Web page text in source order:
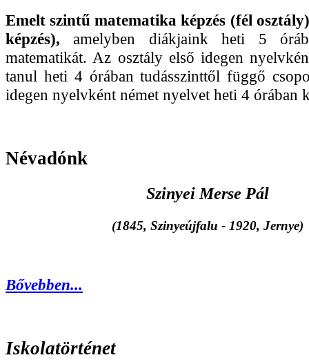
Emelt szintű matematika képzés (fél
képzés), amelyben diákjaink heti 5
matematikát. Az osztály első idegen
tanul heti 4 órában tudásszinttől függő
idegen nyelvként német nyelvet heti 4 órában
Névadónk
Szinyei Merse Pál
(1845, Szinyeújfalu - 1920, Jernye)
Bővebben...
Iskolatörténet